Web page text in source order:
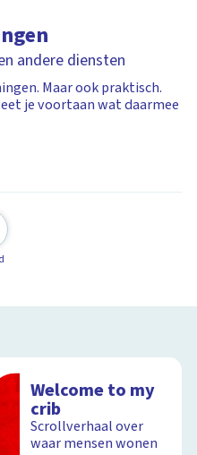
andere diensten
Maar ook praktisch.
je voortaan wat daarmee
Welcome to my
crib
Scrollverhaal over
waar mensen wonen